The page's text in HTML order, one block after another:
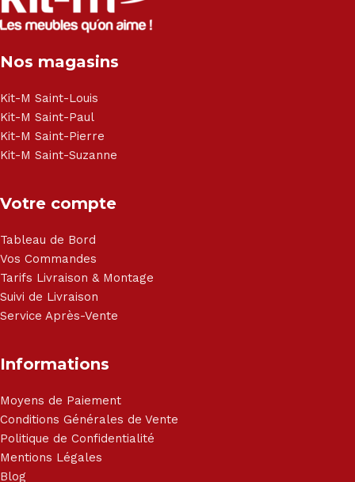
Nos magasins
Kit-M Saint-Louis
Kit-M Saint-Paul
Kit-M Saint-Pierre
Kit-M Saint-Suzanne
Votre compte
Tableau de Bord
Vos Commandes
Tarifs Livraison & Montage
Suivi de Livraison
Service Après-Vente
Informations
Moyens de Paiement
Conditions Générales de Vente
Politique de Confidentialité
Mentions Légales
Blog